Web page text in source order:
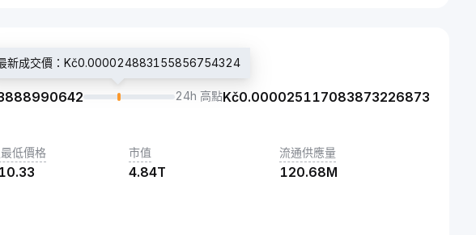
新成交價：Kč0.000024883155856754324
24h 高點Kč0.000025117083873226873
低價格
10.33
市值
4.84T
流通供應量
120.68M